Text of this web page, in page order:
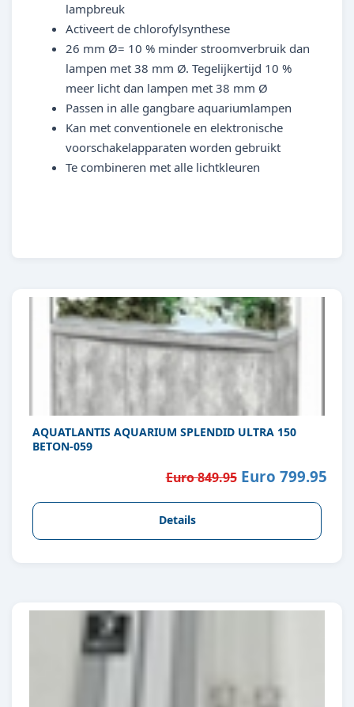
lampbreuk
Activeert de chlorofylsynthese
26 mm Ø= 10 % minder stroomverbruik dan
lampen met 38 mm Ø. Tegelijkertijd 10 %
meer licht dan lampen met 38 mm Ø
Passen in alle gangbare aquariumlampen
Kan met conventionele en elektronische
voorschakelapparaten worden gebruikt
Te combineren met alle lichtkleuren
AQUATLANTIS AQUARIUM SPLENDID ULTRA 150
BETON-059
Euro 849.95Euro 799.95
Details